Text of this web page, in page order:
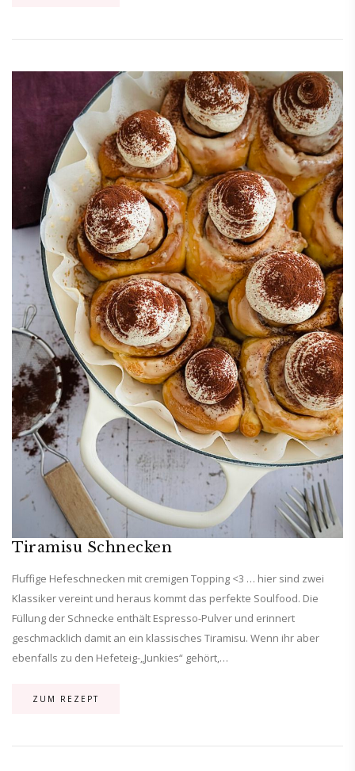
Tiramisu Schnecken
Fluffige Hefeschnecken mit cremigen Topping <3 … hier sind zwei
Klassiker vereint und heraus kommt das perfekte Soulfood. Die
Füllung der Schnecke enthält Espresso-Pulver und erinnert
geschmacklich damit an ein klassisches Tiramisu. Wenn ihr aber
ebenfalls zu den Hefeteig-„Junkies“ gehört,…
ZUM REZEPT